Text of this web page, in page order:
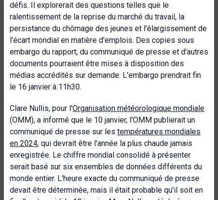
défis. Il explorerait des questions telles que le
ralentissement de la reprise du marché du travail, la
persistance du chômage des jeunes et l'élargissement de
l'écart mondial en matière d'emplois. Des copies sous
embargo du rapport, du communiqué de presse et d'autres
documents pourraient être mises à disposition des
médias accrédités sur demande. L'embargo prendrait fin
le 16 janvier à 11h30.
Clare Nullis, pour l'Organisation météorologique mondiale
(OMM), a informé que le 10 janvier, l'OMM publierait un
communiqué de presse sur les températures mondiales
en 2024, qui devrait être l'année la plus chaude jamais
enregistrée. Le chiffre mondial consolidé à présenter
serait basé sur six ensembles de données différents du
monde entier. L'heure exacte du communiqué de presse
devait être déterminée, mais il était probable qu'il soit en